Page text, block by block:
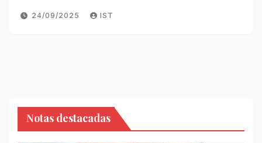
24/09/2025 IST
Notas destacadas